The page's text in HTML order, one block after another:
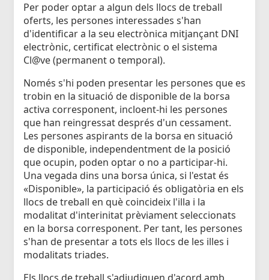
Per poder optar a algun dels llocs de treball
oferts, les persones interessades s'han
d'identificar a la seu electrònica mitjançant DNI
electrònic, certificat electrònic o el sistema
Cl@ve (permanent o temporal).
Només s'hi poden presentar les persones que es
trobin en la situació de disponible de la borsa
activa corresponent, incloent-hi les persones
que han reingressat després d'un cessament.
Les persones aspirants de la borsa en situació
de disponible, independentment de la posició
que ocupin, poden optar o no a participar-hi.
Una vegada dins una borsa única, si l'estat és
«Disponible», la participació és obligatòria en els
llocs de treball en què coincideix l'illa i la
modalitat d'interinitat prèviament seleccionats
en la borsa corresponent. Per tant, les persones
s'han de presentar a tots els llocs de les illes i
modalitats triades.